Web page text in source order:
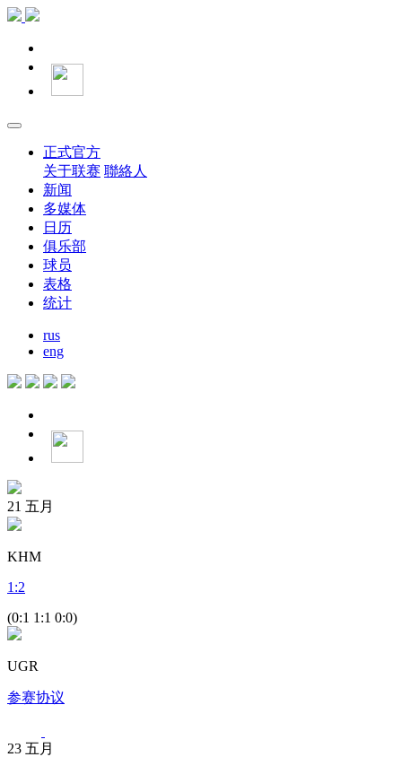
正式官方
关于联赛 聯絡人
新闻
多媒体
日历
俱乐部
球员
表格
统计
rus
eng
21 五月
KHM
1 :2
(0:1 1:1 0:0)
UGR
参赛协议
23 五月